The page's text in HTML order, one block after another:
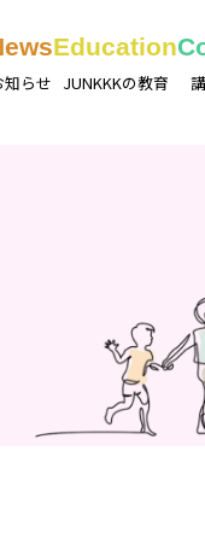
Education